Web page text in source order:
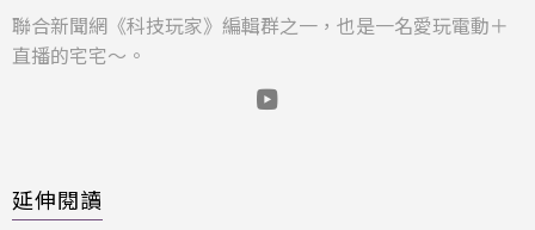
聯合新聞網《科技玩家》編輯群之一，也是一名愛玩電動＋
直播的宅宅～。
延伸閱讀